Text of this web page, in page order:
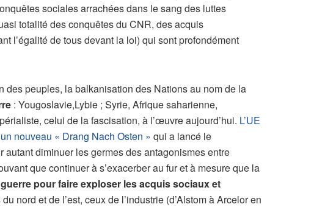
sociales arrachées dans le sang des luttes
totalité des conquêtes du CNR, des acquis
l’égalité de tous devant la loi) qui sont profondément
des peuples, la balkanisation des Nations au nom de la
: Yougoslavie,Lybie ; Syrie, Afrique saharienne,
celui de la fascisation, à l’œuvre aujourd’hui. L’UE
nouveau « Drang Nach Osten » qui a lancé le
diminuer les germes des antagonismes entre
que continuer à s’exacerber au fur et à mesure que la
pour faire exploser les acquis sociaux et
nord et de l’est, ceux de l’industrie (d’Alstom à Arcelor en